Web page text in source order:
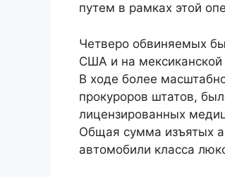
путем в рамках этой
Четверо обвиняемых
США и на мексиканской
В ходе более
прокуроров штатов,
лицензированных
Общая сумма изъятых
автомобили класса